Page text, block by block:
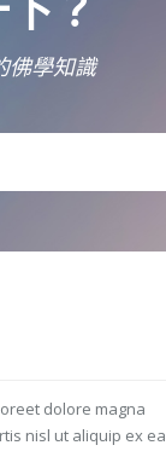
佛學知識
dolore magna
nisl ut aliquip ex ea